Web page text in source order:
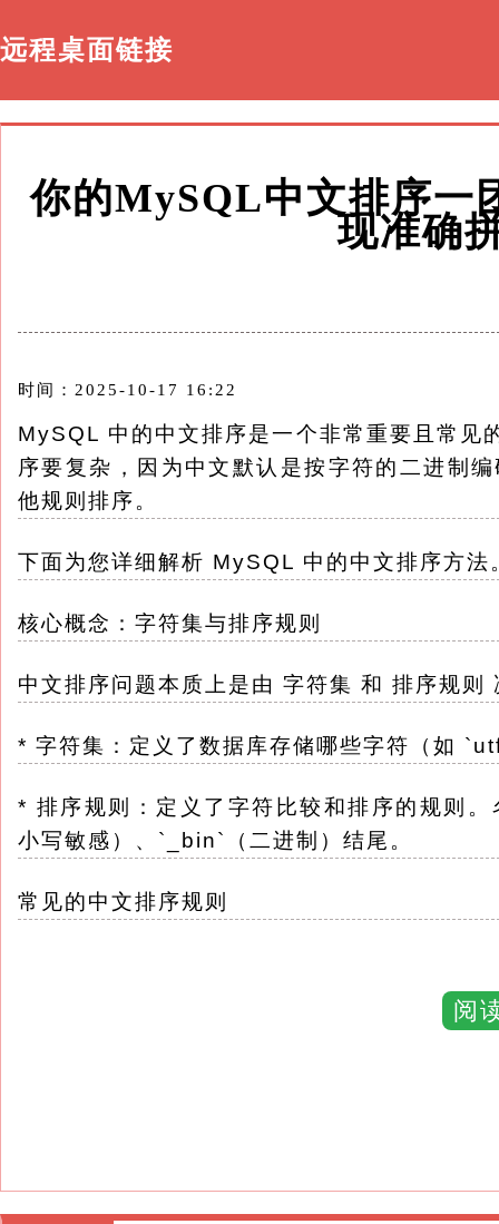
远程桌面链接
你的MySQL中文排序一
现准确
时间：2025-10-17 16:22
MySQL 中的中文排序是一个非常重要且常见
序要复杂，因为中文默认是按字符的二进制
他规则排序。
下面为您详细解析 MySQL 中的中文排序方法
核心概念：字符集与排序规则
中文排序问题本质上是由 字符集 和 排序规则
* 字符集：定义了数据库存储哪些字符（如
* 排序规则：定义了字符比较和排序的规则
小写敏感）、`_bin`（二进制）结尾。
常见的中文排序规则
阅